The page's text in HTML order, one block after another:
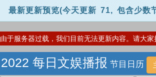
最新更新预览(今天更新 71, 包含少数
由于服务器过载，我们目前无法更新内容。请大
2022 每日文娱播报 节目日历